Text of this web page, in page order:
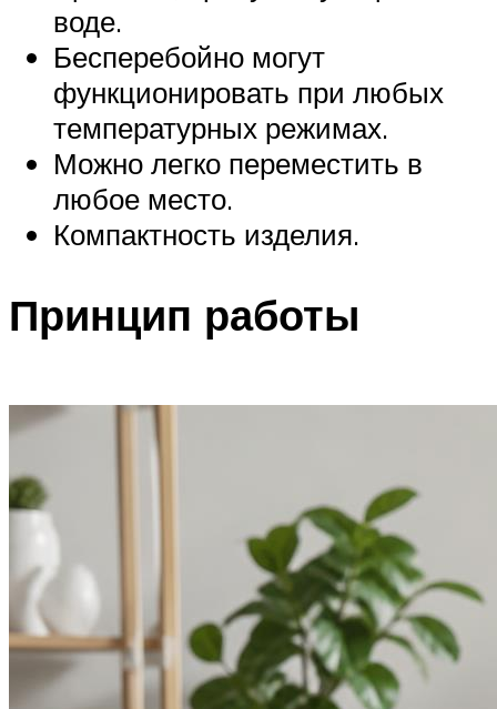
воде.
Бесперебойно могут
функционировать при любых
температурных режимах.
Можно легко переместить в
любое место.
Компактность изделия.
Принцип работы